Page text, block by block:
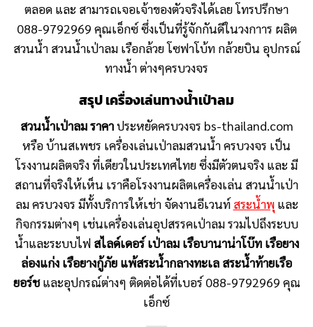
ตลอด และ สามารถเจอเจ้าของตัวจริงได้เลย โทรปรึกษา
088-9792969 คุณเอ็กซ์ ซึ่งเป็นที่รู้จักกันดีในวงกาาร ผลิต
สวนน้ำ สวนน้ำเป่าลม เรือกล้วย โซฟาโบ้ท กล้วยบิน อุปกรณ์
ทางน้ำ ต่างๆครบวงจร
สรุป เครื่องเล่นทางน้ำเป่าลม
สวนน้ำเป่าลม ราคาประหยัดครบวงจร bs-thailand.com
หรือ บ้านสเพชร เครื่องเล่นเป่าลมสวนน้ำ ครบวงจร เป็น
โรงงานผลิตจริง ที่เดียวในประเทศไทย ซึ่งมีตัวตนจริง และ มี
สถานที่จริงให้เห็น เราคือโรงงานผลิตเครื่องเล่น สวนน้ำเป่า
ลม ครบวงจร มีทั้งบริการให้เช่า จัดงานอีเวนท์สระน้ำพุและ
กิจกรรมต่างๆ เช่นเครื่องเล่นอุปสรรคเป่าลม รวมไปถึงระบบ
น้ำและระบบไฟ สไลด์เดอร์ เป่าลม เรือบานาน่าโบ๊ท เรือยาง
ล่องแก่ง เรือยางกู้ภัย แพ้สระน้ำกลางทะเล สระน้ำท้ายเรือ
ยอร์ชและอุปกรณ์ต่างๆ ติดต่อได้ที่เบอร์ 088-9792969 คุณ
เอ็กซ์